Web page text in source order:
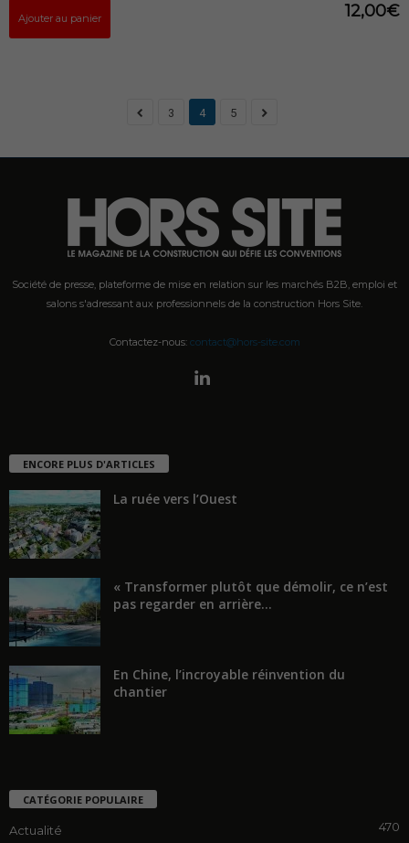
12,00€
Ajouter au panier
3 4 5
Société de presse, plateforme de mise en relation sur les marchés B2B, emploi et
salons s'adressant aux professionnels de la construction Hors Site.
Contactez-nous: contact@hors-site.com
ENCORE PLUS D'ARTICLES
La ruée vers l’Ouest
« Transformer plutôt que démolir, ce n’est
pas regarder en arrière...
En Chine, l’incroyable réinvention du
chantier
CATÉGORIE POPULAIRE
Actualité 470